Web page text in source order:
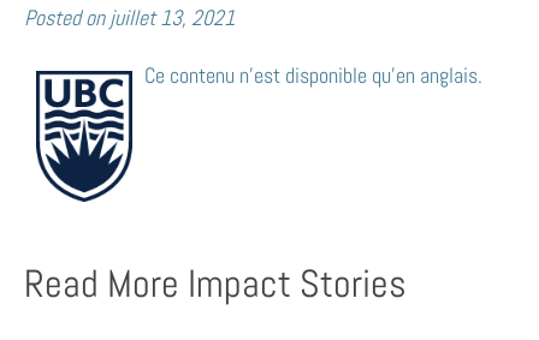
Posted on juillet 13, 2021
Ce contenu n’est disponible qu’en anglais.
Read More Impact Stories